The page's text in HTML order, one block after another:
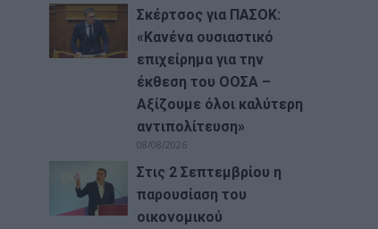
Σκέρτσος για ΠΑΣΟΚ:
«Κανένα ουσιαστικό
επιχείρημα για την
έκθεση του ΟΟΣΑ –
Αξίζουμε όλοι καλύτερη
αντιπολίτευση»
08/08/2026
Στις 2 Σεπτεμβρίου η
παρουσίαση του
οικονομικού